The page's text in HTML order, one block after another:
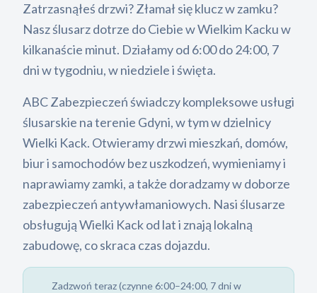
Zatrzasnąłeś drzwi? Złamał się klucz w zamku?
Nasz ślusarz dotrze do Ciebie w Wielkim Kacku w
kilkanaście minut. Działamy od 6:00 do 24:00, 7
dni w tygodniu, w niedziele i święta.
ABC Zabezpieczeń świadczy kompleksowe usługi
ślusarskie na terenie Gdyni, w tym w dzielnicy
Wielki Kack. Otwieramy drzwi mieszkań, domów,
biur i samochodów bez uszkodzeń, wymieniamy i
naprawiamy zamki, a także doradzamy w doborze
zabezpieczeń antywłamaniowych. Nasi ślusarze
obsługują Wielki Kack od lat i znają lokalną
zabudowę, co skraca czas dojazdu.
Zadzwoń teraz (czynne 6:00–24:00, 7 dni w